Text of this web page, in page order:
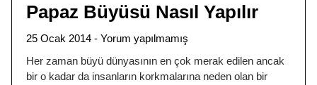
Papaz Büyüsü Nasıl Yapılır
25 Ocak 2014
Yorum yapılmamış
Her zaman büyü dünyasının en çok merak edilen ancak
bir o kadar da insanların korkmalarına neden olan bir